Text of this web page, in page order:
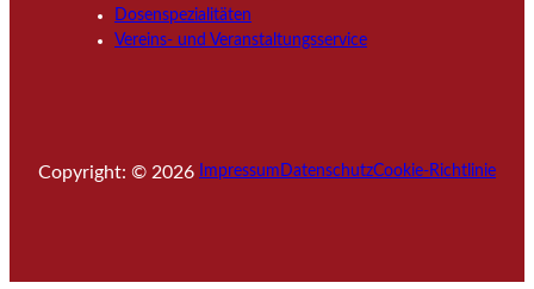
Dosenspezialitäten
Vereins- und Veranstaltungsservice
Copyright: © 2026 Impressum DatenschutzCookie-Richtlinie